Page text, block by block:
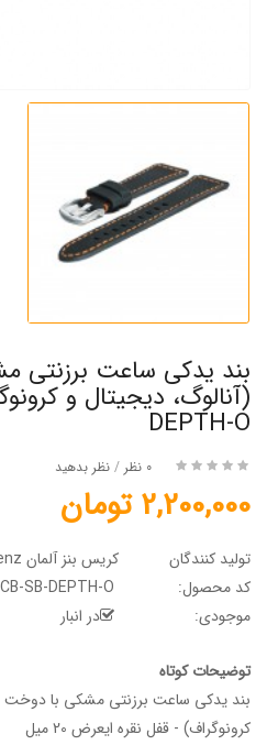
بند یدکی ساعت برزنتی
DEPTH-O
0 نظر / نظر بدهید
2,200,000 تومان
تولید کنندگان
کریس بنز آلمان Chris Benz
کد محصول:
موجودی:
در انبار
توضیحات کوتاه
بند یدکی ساعت برزنتی مشکی با دوخت
کرونوگراف) - قفل نقره ایعرض 20 میل